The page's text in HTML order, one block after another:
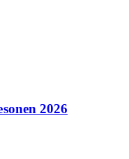
2026